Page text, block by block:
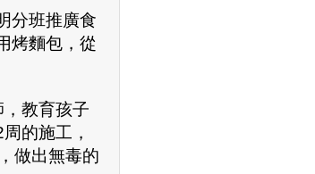
分班推廣食
烤麵包，從
教育孩子
的施工，
做出無毒的